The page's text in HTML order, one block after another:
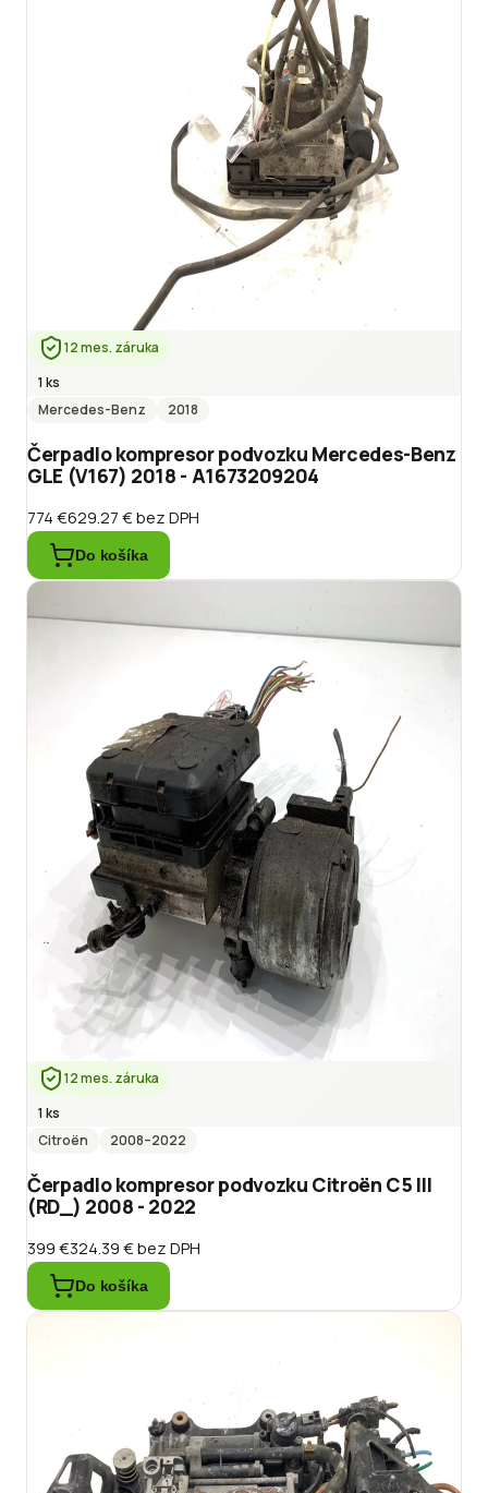
12 mes. záruka
1 ks
Mercedes-Benz
2018
Čerpadlo kompresor podvozku Mercedes-Benz
GLE (V167) 2018 - A1673209204
774 €629.27 €bez DPH
Do košíka
12 mes. záruka
1 ks
Citroën
2008–2022
Čerpadlo kompresor podvozku Citroën C5 III
(RD_) 2008 - 2022
399 €324.39 €bez DPH
Do košíka